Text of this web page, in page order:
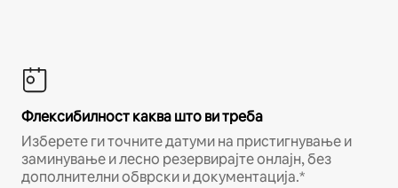
Флексибилност каква што ви треба
Изберете ги точните датуми на пристигнување и
заминување и лесно резервирајте онлајн, без
дополнителни обврски и документација.*